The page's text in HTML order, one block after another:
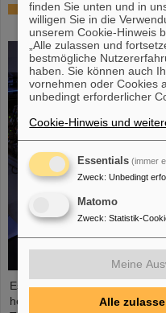
25 Jahre
gegen den Krebs
Es war der Beginn einer
herausragendes Beispiel für
finden Sie unten und in
willigen Sie in die
unserem Cookie-Hinweis
„Alle zulassen und
bestmögliche
haben. Sie können auch
vornehmen oder Cookies
unbedingt erforderlicher
Cookie-Hinweis und
Essentials (immer
Zweck: Unbedingt
Matomo
Zweck: Statistik-
Meine
Alle